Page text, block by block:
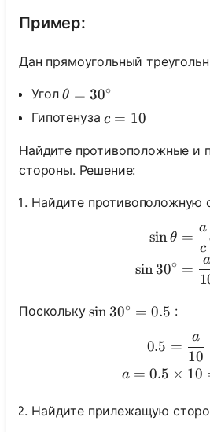
Пример:
Дан прямоугольный
Угол\theta=30^{\circ}
θ = 30∘
Гипотенузаc=10
c = 10
Найдите противоположные и
стороны. Решение:
Найдите противоположную
sinθ
sin30∘
=
c
a
=
a
Поскольку\sin 30^{\circ}=0.5
sin30∘ = 0.5 :
0.5 =
10
a
a = 0.5 × 10
Найдите прилежащую